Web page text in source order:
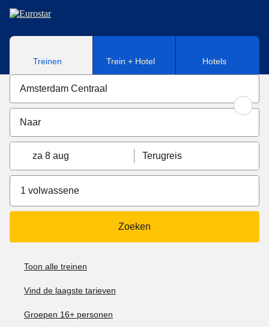
Naar hoofdinhoud
Treinen Trein + Hotel Hotels
za 8 aug Terugreis
1 volwassene
Zoeken
Toon alle treinen
Vind de laagste tarieven
Groepen 16+ personen